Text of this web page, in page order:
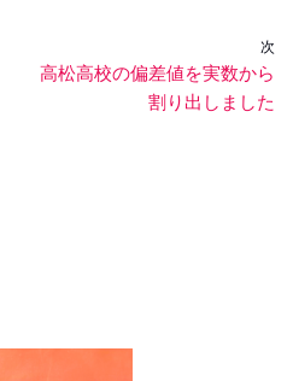
次
高松高校の偏差値を実数から
割り出しました